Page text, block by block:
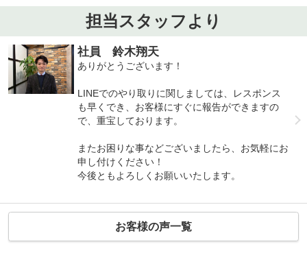
担当スタッフより
社員 鈴木翔天
ありがとうございます！
LINEでのやり取りに関しましては、レスポンス
も早くでき、お客様にすぐに報告ができますの
で、重宝しております。
またお困りな事などございましたら、お気軽にお
申し付けください！
今後ともよろしくお願いいたします。
お客様の声一覧